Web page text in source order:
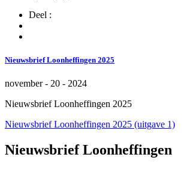
Deel :
Nieuwsbrief Loonheffingen 2025
november - 20 - 2024
Nieuwsbrief Loonheffingen 2025
Nieuwsbrief Loonheffingen 2025 (uitgave 1)
Nieuwsbrief Loonheffingen